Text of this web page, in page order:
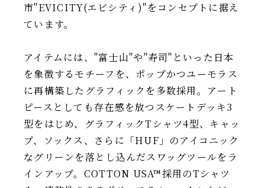
市"EVICITY(エビシティ)"をコンセプトに据え
ています。
アイテムには、"富士山"や"寿司"といった日本
を象徴するモチーフを、ポップかつユーモラス
に再構築したグラフィックを多数採用。アート
ピースとしても存在感を放つスケートデッキ3
型をはじめ、グラフィックTシャツ4型、キャッ
プ、ソックス、さらに「HUF」のアイコニック
なグリーンを落とし込んだスワッグツールをラ
インアップ。COTTON USA™採用のTシャツ